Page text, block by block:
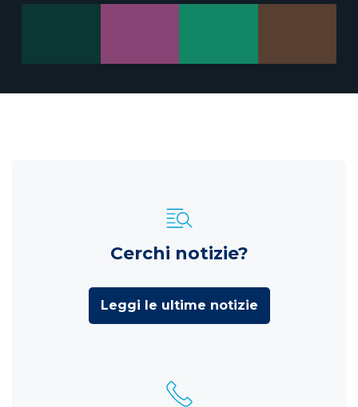
Cerchi notizie?
Leggi le ultime notizie